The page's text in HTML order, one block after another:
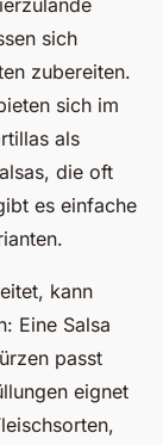
sich
zubereiten.
sich im
als
die oft
es einfache
kann
Eine Salsa
passt
eignet